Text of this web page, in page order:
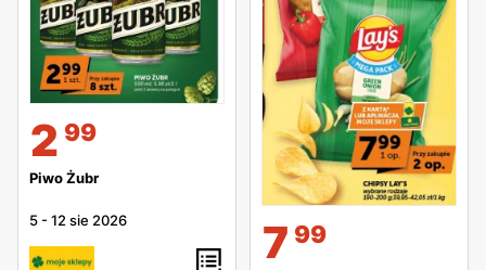
2 99
Piwo Żubr
5 -12 sie 2026 7 99